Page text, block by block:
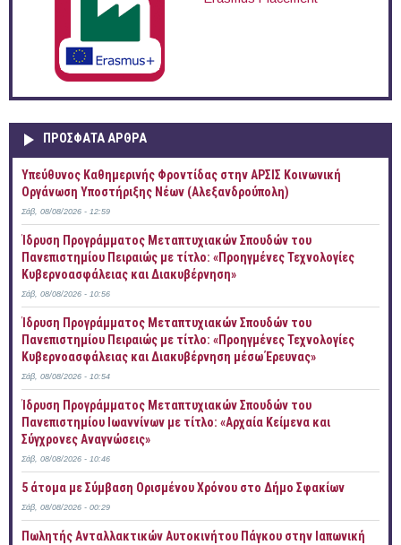
ΠΡOΣΦΑΤΑ AΡΘΡΑ
Yπεύθυνος Καθημερινής Φροντίδας στην ΑΡΣΙΣ Κοινωνική
Οργάνωση Υποστήριξης Νέων (Αλεξανδρούπολη)
Σάβ, 08/08/2026 - 12:59
Ίδρυση Προγράμματος Μεταπτυχιακών Σπουδών του
Πανεπιστημίου Πειραιώς με τίτλο: «Προηγμένες Τεχνολογίες
Κυβερνοασφάλειας και Διακυβέρνηση»
Σάβ, 08/08/2026 - 10:56
Ίδρυση Προγράμματος Μεταπτυχιακών Σπουδών του
Πανεπιστημίου Πειραιώς με τίτλο: «Προηγμένες Τεχνολογίες
Κυβερνοασφάλειας και Διακυβέρνηση μέσω Έρευνας»
Σάβ, 08/08/2026 - 10:54
Ίδρυση Προγράμματος Μεταπτυχιακών Σπουδών του
Πανεπιστημίου Ιωαννίνων με τίτλο: «Αρχαία Κείμενα και
Σύγχρονες Αναγνώσεις»
Σάβ, 08/08/2026 - 10:46
5 άτομα με Σύμβαση Ορισμένου Χρόνου στο Δήμο Σφακίων
Σάβ, 08/08/2026 - 00:29
Πωλητής Ανταλλακτικών Αυτοκινήτου Πάγκου στην Ιαπωνική